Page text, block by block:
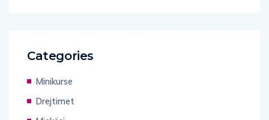
Categories
Minikurse
Drejtimet